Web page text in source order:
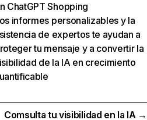
ChatGPT Shopping
informes personalizables y la
de expertos te ayudan a
tu mensaje y a convertir la
de la IA en crecimiento
Comsulta tu visibilidad en la IA →